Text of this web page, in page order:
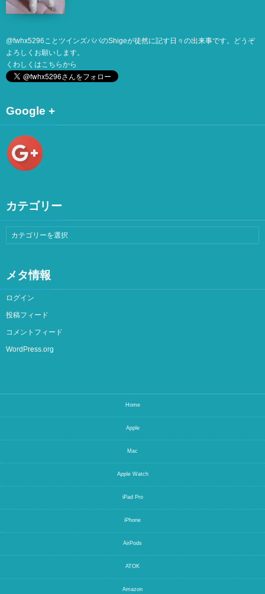
@fwhx5296ことツインズパパのShigeが徒然に記す日々の出来事です。どうぞ
よろしくお願いします。
くわしくはこちらから
Google +
カテゴリー
メタ情報
ログイン
投稿フィード
コメントフィード
WordPress.org
Home
Apple
Mac
Apple Watch
iPad Pro
iPhone
AirPods
ATOK
Amazon